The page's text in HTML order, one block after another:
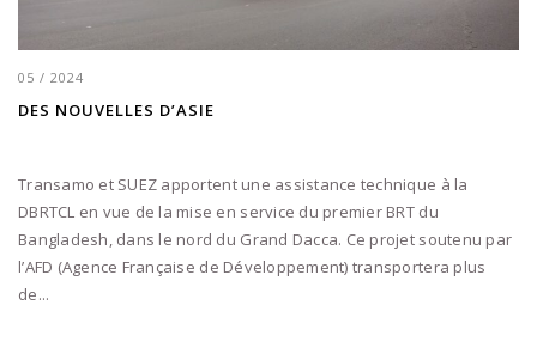
05 / 2024
DES NOUVELLES D’ASIE
Transamo et SUEZ apportent une assistance technique à la
DBRTCL en vue de la mise en service du premier BRT du
Bangladesh, dans le nord du Grand Dacca. Ce projet soutenu par
l’AFD (Agence Française de Développement) transportera plus
de...